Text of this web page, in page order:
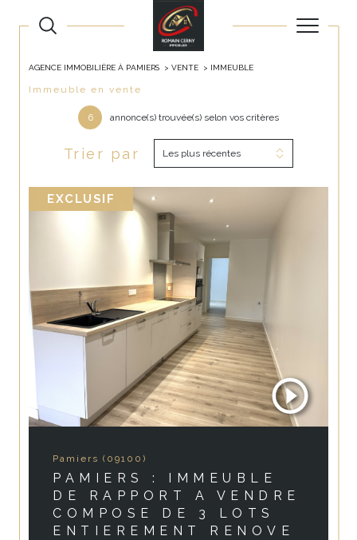
AGENCE IMMOBILIÈRE À PAMIERS VENTE IMMEUBLE
Immeuble en vente
6 annonce(s) trouvée(s) selon vos critères
Trier par Les plus récentes
Pamiers (09100)
PAMIERS : IMMEUBLE
DE RAPPORT A VENDRE
COMPOSE DE 3 LOTS
ENTIEREMENT RENOVE
EXCLUSIF